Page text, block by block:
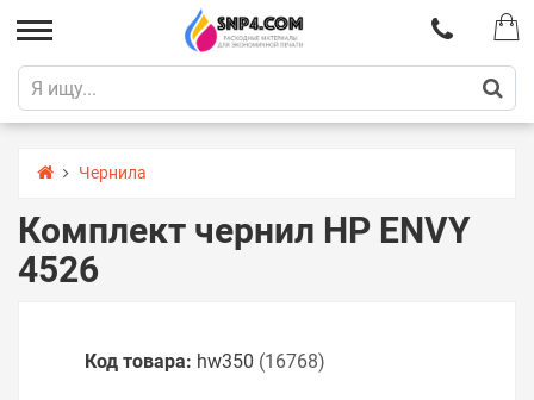
Чернила
Комплект чернил HP ENVY
4526
Код товара: hw350 (16768)